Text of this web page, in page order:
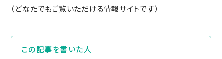
（どなたでもご覧いただける情報サイトです）
この記事を書いた⼈